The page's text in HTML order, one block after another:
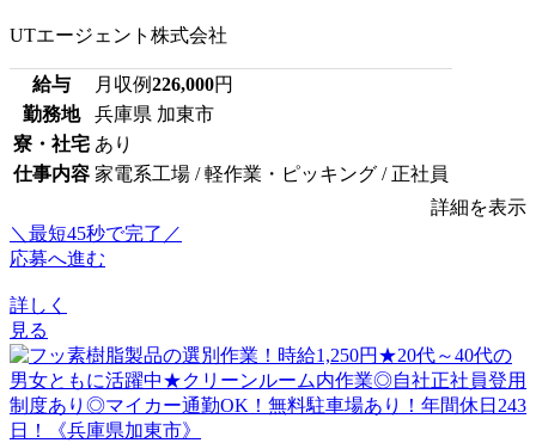
UTエージェント株式会社
給与 月収例226,000円
勤務地
兵庫県 加東市
寮・社宅 あり
仕事内容 家電系工場 / 軽作業・ピッキング / 正社員
詳細を表示
＼最短45秒で完了／
応募へ進む
詳しく
見る